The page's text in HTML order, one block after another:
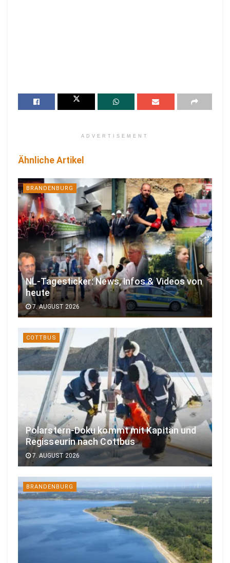
ADVERTISEMENT
Ähnliche Artikel
BRANDENBURG
NL-Tagesticker: News, Infos & Videos von
heute
7. AUGUST 2026
COTTBUS
Polarstern-Doku kommt mit Kapitän und
Regisseurin nach Cottbus
7. AUGUST 2026
BRANDENBURG